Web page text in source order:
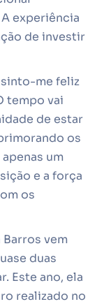
experiência
de investir
sinto-me feliz
tempo vai
de estar
os
um
e a força
os
vem
duas
Este ano, ela
realizado no